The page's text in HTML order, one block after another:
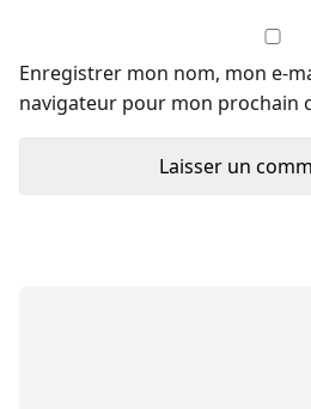
Enregistrer mon nom, mon e-
navigateur pour mon prochain